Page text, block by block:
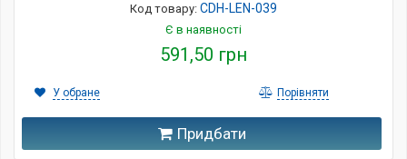
Код товару: CDH-LEN-039
Є в наявності
591,50 грн
Придбати
У обране Порівняти